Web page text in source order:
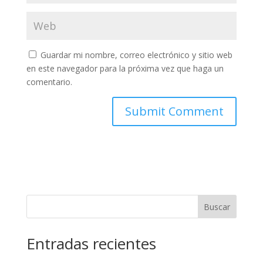
Guardar mi nombre, correo electrónico y sitio web
en este navegador para la próxima vez que haga un
comentario.
Buscar
Entradas recientes